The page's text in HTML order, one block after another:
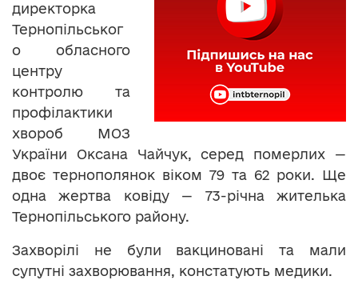
директорка
Тернопільськог
о обласного
центру
контролю та
профілактики
хвороб МОЗ
України Оксана Чайчук, серед померлих —
двоє тернополянок віком 79 та 62 роки. Ще
одна жертва ковіду — 73-річна жителька
Тернопільського району.
Захворілі не були вакциновані та мали
супутні захворювання, констатують медики.